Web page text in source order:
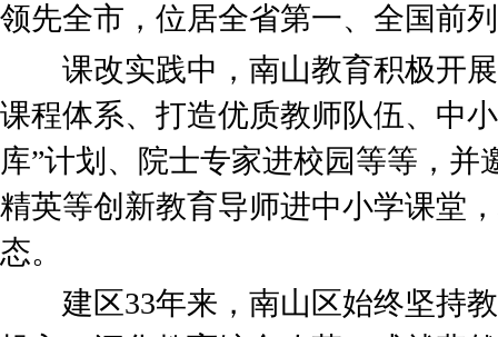
领先全市，位居全省第一、全国前
课改实践中，南山教育积极开展
课程体系、打造优质教师队伍、中
库”计划、院士专家进校园等等，
精英等创新教育导师进中小学课堂
态。
建区33年来，南山区始终坚持教